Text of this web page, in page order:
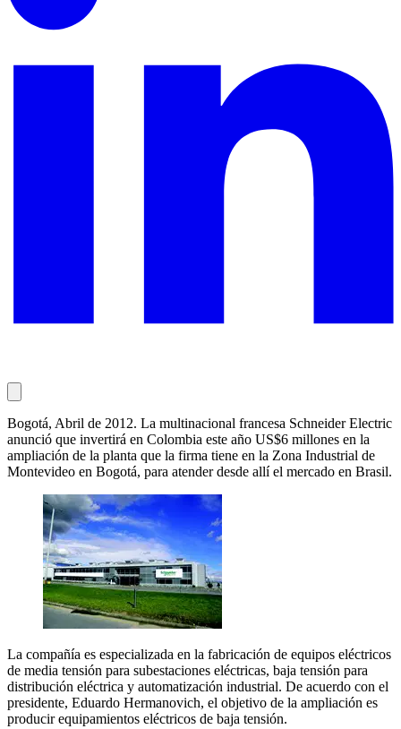
Bogotá, Abril de 2012. La multinacional francesa Schneider Electric
anunció que invertirá en Colombia este año US$6 millones en la
ampliación de la planta que la firma tiene en la Zona Industrial de
Montevideo en Bogotá, para atender desde allí el mercado en Brasil.
La compañía es especializada en la fabricación de equipos eléctricos
de media tensión para subestaciones eléctricas, baja tensión para
distribución eléctrica y automatización industrial. De acuerdo con el
presidente, Eduardo Hermanovich, el objetivo de la ampliación es
producir equipamientos eléctricos de baja tensión.